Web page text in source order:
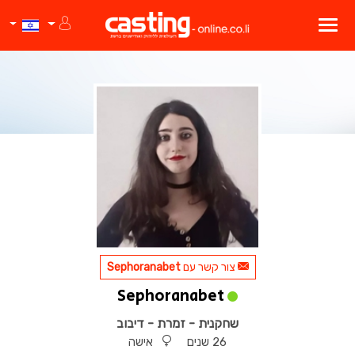
צור קשר עםSephoranabet
Sephoranabet
שחקנית - זמרת - דיבוב
26 שנים אישה